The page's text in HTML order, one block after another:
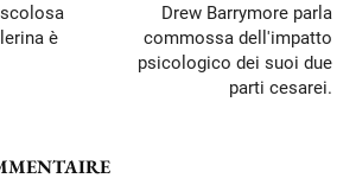
è
Drew Barrymore parla
commossa dell'impatto
psicologico dei suoi due
parti cesarei.